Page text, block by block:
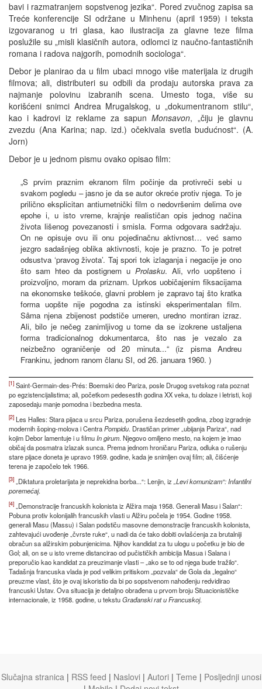
bavi i razmatranjem sopstvenog jezika“. Pored zvučnog zapisa sa
Treće konferencije SI održane u Minhenu (april 1959) i teksta
izgovaranog u tri glasa, kao ilustracija za glavne teze filma
poslužile su „misli klasičnih autora, odlomci iz naučno-fantastičnih
romana i radova najgorih, pomodnih sociologa“.
Debor je planirao da u film ubaci mnogo više materijala iz drugih
filmova; ali, distributeri su odbili da prodaju autorska prava za
najmanje polovinu izabranih scena. Umesto toga, više su
korišćeni snimci Andrea Mrugalskog, u „dokumentranom stilu“,
kao i kadrovi iz reklame za sapunMonsavon, „čiju je glavnu
zvezdu (Ana Karina; nap. izd.) očekivala svetla budućnost“. (A.
Jorn)
Debor je u jednom pismu ovako opisao film:
„S prvim praznim ekranom film počinje da protivreči sebi u
svakom pogledu – jasno je da se autor okreće protiv njega. To je
prilično eksplicitan antiumetnički film o nedovršenim delima ove
epohe i, u isto vreme, krajnje realističan opis jednog načina
života lišenog povezanosti i smisla. Forma odgovara sadržaju.
On ne opisuje ovu ili onu pojedinačnu aktivnost… već samo
jezgro sadašnjeg oblika aktivnosti, koje je prazno. To je potret
odsustva ‘pravog života’. Taj spori tok izlaganja i negacije je ono
što sam hteo da postignem u Prolasku. Ali, vrlo uopšteno i
proizvoljno, moram da priznam. Uprkos uobičajenim fiksacijama
na ekonomske teškoće, glavni problem je zapravo taj što kratka
forma uopšte nije pogodna za istinski eksperimentalan film.
Sâma njena zbijenost podstiče umeren, uredno montiran izraz.
Ali, bilo je nečeg zanimljivog u tome da se izokrene ustaljena
forma tradicionalnog dokumentarca, što nas je vezalo za
neizbežno ograničenje od 20 minuta...“ (iz pisma Andreu
Frankinu, jednom ranom članu SI, od 26. januara 1960. )
[1] Saint-Germain-des-Prés: Boemski deo Pariza, posle Drugog svetskog rata poznat
po egzistencijalistima; ali, početkom pedesestih godina XX veka, tu dolaze i letristi, koji
zaposedaju manje pomodna i bezbedna mesta.
[2] Les Halles: Stara pijaca u srcu Pariza, porušena šezdesetih godina, zbog izgradnje
modernih šoping-molova i CentraPompidu. Drastičan primer „ubijanja Pariza“, nad
kojim Debor lamentuje i u filmuIn girum. Njegovo omiljeno mesto, na kojem je imao
običaj da posmatra izlazak sunca. Prema jednom hroničaru Pariza, odluka o rušenju
stare pijace doneta je upravo 1959. godine, kada je snimljen ovaj film; ali, čišćenje
terena je započelo tek 1966.
[3] „Diktatura proletarijata je neprekidna borba...“: Lenjin, iz „Levi komunizam“: Infantilni
poremećaj.
[4]
„Demonstracije francuskih kolonista iz Alžira maja 1958. Generali Masu i Salan“:
Pobuna protiv kolonijalih francuskih vlasti u Alžiru počela je 1954. Godine 1958.
generali Masu (Massu) i Salan podstiču masovne demonstracije francuskih kolonista,
zahtevajući uvođenje „čvrste ruke“, u nadi da će tako dobiti ovlašćenja za brutalniji
obračun sa alžirskim pobunjenicima. Njihov kandidat za tu ulogu u početku je bio de
Gol; ali, on se u isto vreme distancirao od pučističkih ambicija Masua i Salana i
preporučio kao kandidat za preuzimanje vlasti – „ako se to od njega bude tražilo“.
Tadašnja francuska vlada je pod velikim pritiskom „pozvala“ de Gola da „legalno“
preuzme vlast, što je ovaj iskoristio da bi po sopstvenom nahođenju redvidirao
francuski Ustav. Ova situacija je detaljno obrađena u prvom broju Situacionističke
internacionale, iz 1958. godine, u tekstuGrađanski rat u Francuskoj.
Slučajna stranica | RSS feed | Naslovi | Autori | Teme | Posljednji unosi